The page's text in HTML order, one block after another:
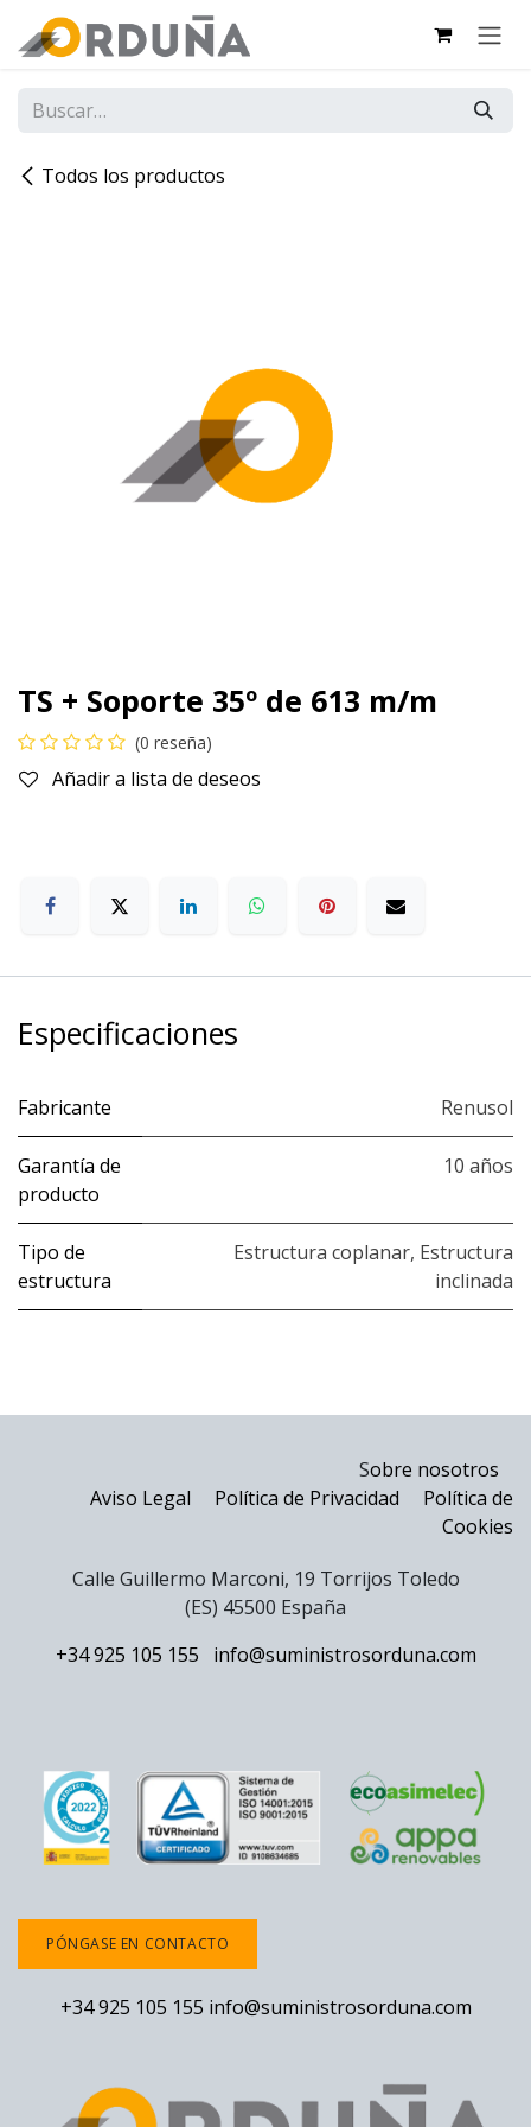
Todos los productos
TS + Soporte 35º de 613 m/m
(0 reseña)
Añadir a lista de deseos
Especificaciones
Fabricante Renusol
Garantía de
producto
10 años
Tipo de
estructura
Estructura coplanar, Estructura
inclinada
Sobre nosotros
Aviso Legal
Política de Privacidad
Política de
Cookies
Calle Guillermo Marconi, 19 Torrijos Toledo
(ES) 45500 España
+34 925 105 155
info@suministrosorduna.com
PÓNGASE EN CONTACTO
+34 925 105 155 info@suministrosorduna.com